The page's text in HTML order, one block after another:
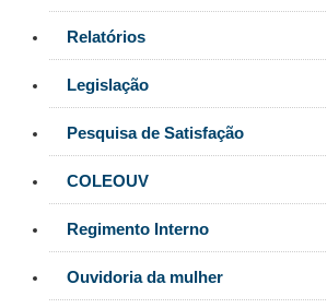
Relatórios
Legislação
Pesquisa de Satisfação
COLEOUV
Regimento Interno
Ouvidoria da mulher